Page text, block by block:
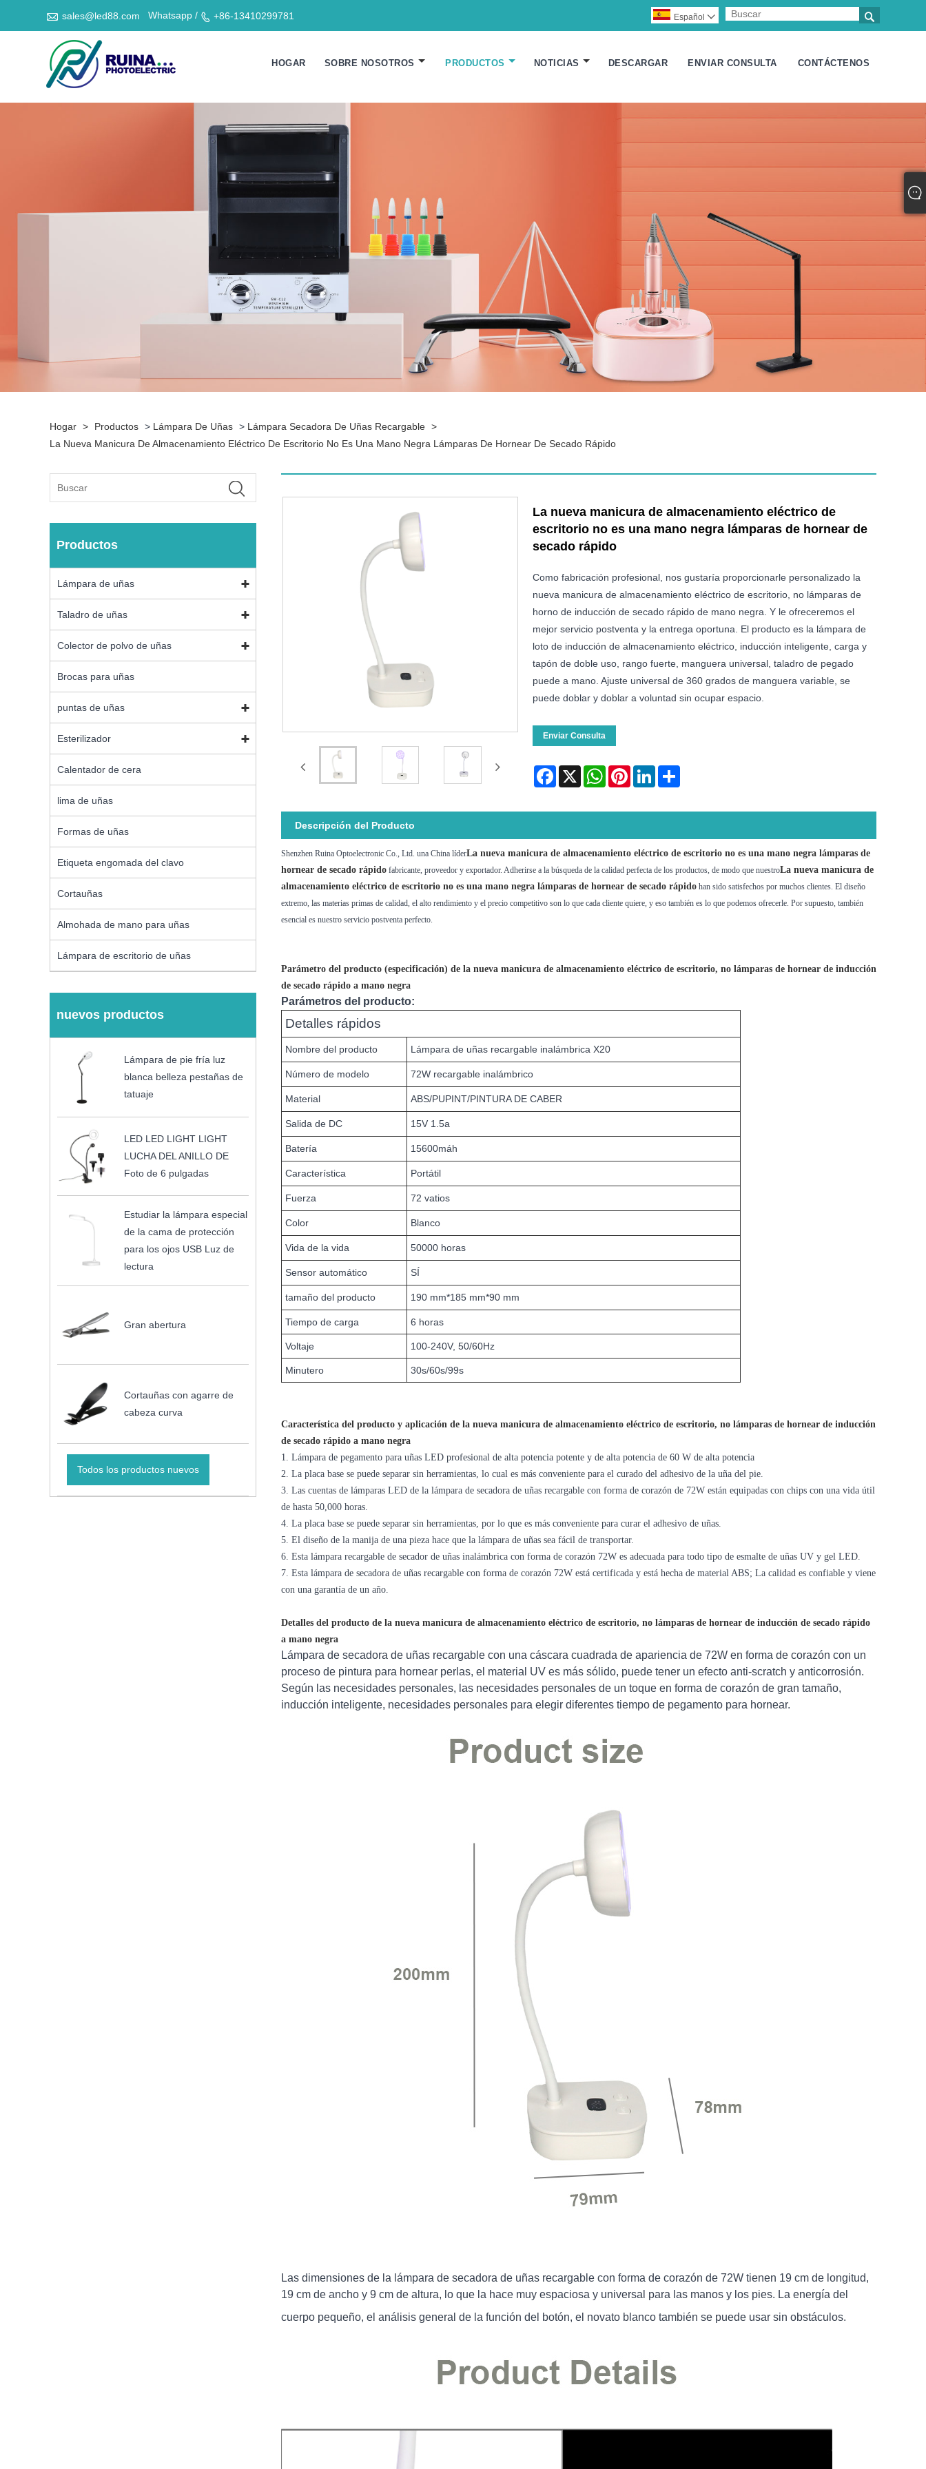
 sales@led88.com Whatsapp /  +86-13410299781 
Español 
HOGAR SOBRE NOSOTROS PRODUCTOS NOTICIAS DESCARGAR ENVIAR CONSULTA CONTÁCTENOS
Hogar > Productos > Lámpara De Uñas > Lámpara Secadora De Uñas Recargable >
La Nueva Manicura De Almacenamiento Eléctrico De Escritorio No Es Una Mano Negra Lámparas De Hornear De Secado Rápido
Productos
Lámpara de uñas
Taladro de uñas
Colector de polvo de uñas
Brocas para uñas
puntas de uñas
Esterilizador
Calentador de cera
lima de uñas
Formas de uñas
Etiqueta engomada del clavo
Cortauñas
Almohada de mano para uñas
Lámpara de escritorio de uñas
nuevos productos
Lámpara de pie fría luz
blanca belleza pestañas de
tatuaje
LED LED LIGHT LIGHT
LUCHA DEL ANILLO DE
Foto de 6 pulgadas
Estudiar la lámpara especial
de la cama de protección
para los ojos USB Luz de
lectura
Gran abertura
Cortauñas con agarre de
cabeza curva
Todos los productos nuevos
La nueva manicura de almacenamiento eléctrico de
escritorio no es una mano negra lámparas de hornear de
secado rápido
Como fabricación profesional, nos gustaría proporcionarle personalizado la
nueva manicura de almacenamiento eléctrico de escritorio, no lámparas de
horno de inducción de secado rápido de mano negra. Y le ofreceremos el
mejor servicio postventa y la entrega oportuna. El producto es la lámpara de
loto de inducción de almacenamiento eléctrico, inducción inteligente, carga y
tapón de doble uso, rango fuerte, manguera universal, taladro de pegado
puede a mano. Ajuste universal de 360 ​​grados de manguera variable, se
puede doblar y doblar a voluntad sin ocupar espacio.
Enviar Consulta
Facebook
X WhatsAppPinterestLinkedInShare
Descripción del Producto
Shenzhen Ruina Optoelectronic Co., Ltd. una China líderLa nueva manicura de almacenamiento eléctrico de escritorio no es una mano negra lámparas de
hornear de secado rápido fabricante, proveedor y exportador. Adherirse a la búsqueda de la calidad perfecta de los productos, de modo que nuestroLa nueva manicura de
almacenamiento eléctrico de escritorio no es una mano negra lámparas de hornear de secado rápido han sido satisfechos por muchos clientes. El diseño
extremo, las materias primas de calidad, el alto rendimiento y el precio competitivo son lo que cada cliente quiere, y eso también es lo que podemos ofrecerle. Por supuesto, también
esencial es nuestro servicio postventa perfecto.
Parámetro del producto (especificación) de la nueva manicura de almacenamiento eléctrico de escritorio, no lámparas de hornear de inducción
de secado rápido a mano negra
Parámetros del producto:
Detalles rápidos
Nombre del producto Lámpara de uñas recargable inalámbrica X20
Número de modelo 72W recargable inalámbrico
Material ABS/PUPINT/PINTURA DE CABER
Salida de DC 15V 1.5a
Batería 15600máh
Característica Portátil
Fuerza 72 vatios
Color Blanco
Vida de la vida 50000 horas
Sensor automático SÍ
tamaño del producto 190 mm*185 mm*90 mm
Tiempo de carga 6 horas
Voltaje 100-240V, 50/60Hz
Minutero 30s/60s/99s
Característica del producto y aplicación de la nueva manicura de almacenamiento eléctrico de escritorio, no lámparas de hornear de inducción
de secado rápido a mano negra
1. Lámpara de pegamento para uñas LED profesional de alta potencia potente y de alta potencia de 60 W de alta potencia
2. La placa base se puede separar sin herramientas, lo cual es más conveniente para el curado del adhesivo de la uña del pie.
3. Las cuentas de lámparas LED de la lámpara de secadora de uñas recargable con forma de corazón de 72W están equipadas con chips con una vida útil
de hasta 50,000 horas.
4. La placa base se puede separar sin herramientas, por lo que es más conveniente para curar el adhesivo de uñas.
5. El diseño de la manija de una pieza hace que la lámpara de uñas sea fácil de transportar.
6. Esta lámpara recargable de secador de uñas inalámbrica con forma de corazón 72W es adecuada para todo tipo de esmalte de uñas UV y gel LED.
7. Esta lámpara de secadora de uñas recargable con forma de corazón 72W está certificada y está hecha de material ABS; La calidad es confiable y viene
con una garantía de un año.
Detalles del producto de la nueva manicura de almacenamiento eléctrico de escritorio, no lámparas de hornear de inducción de secado rápido
a mano negra
Lámpara de secadora de uñas recargable con una cáscara cuadrada de apariencia de 72W en forma de corazón con un
proceso de pintura para hornear perlas, el material UV es más sólido, puede tener un efecto anti-scratch y anticorrosión.
Según las necesidades personales, las necesidades personales de un toque en forma de corazón de gran tamaño,
inducción inteligente, necesidades personales para elegir diferentes tiempo de pegamento para hornear.
Las dimensiones de la lámpara de secadora de uñas recargable con forma de corazón de 72W tienen 19 cm de longitud,
19 cm de ancho y 9 cm de altura, lo que la hace muy espaciosa y universal para las manos y los pies. La energía del
cuerpo pequeño, el análisis general de la función del botón, el novato blanco también se puede usar sin obstáculos.